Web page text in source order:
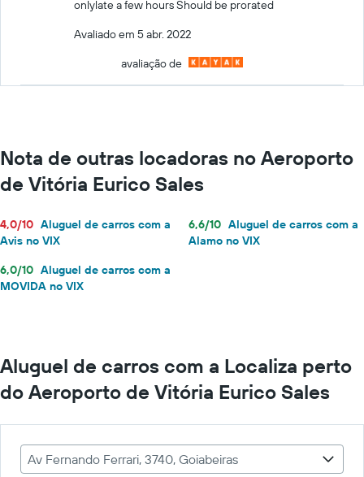
onlylate a few hours Should be prorated
Avaliado em 5 abr. 2022
avaliação de
Nota de outras locadoras no Aeroporto
de Vitória Eurico Sales
4,0/10 Aluguel de carros com a
Avis no VIX
6,6/10 Aluguel de carros com a
Alamo no VIX
6,0/10 Aluguel de carros com a
MOVIDA no VIX
Aluguel de carros com a Localiza perto
do Aeroporto de Vitória Eurico Sales
Av Fernando Ferrari, 3740, Goiabeiras